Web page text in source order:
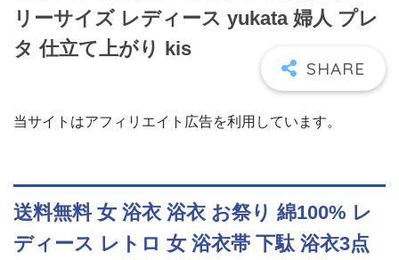
リーサイズ レディース yukata 婦人 プレ
タ 仕立て上がり kis
当サイトはアフィリエイト広告を利用しています。
送料無料 女 浴衣 浴衣 お祭り 綿100% レ
ディース レトロ 女 浴衣帯 下駄 浴衣3点